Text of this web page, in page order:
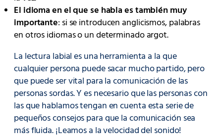
El idioma en el que se habla es también muy
importante: si se introducen anglicismos, palabras
en otros idiomas o un determinado argot.
La lectura labial es una herramienta a la que
cualquier persona puede sacar mucho partido, pero
que puede ser vital para la comunicación de las
personas sordas. Y es necesario que las personas con
las que hablamos tengan en cuenta esta serie de
pequeños consejos para que la comunicación sea
más fluida. ¡Leamos a la velocidad del sonido!